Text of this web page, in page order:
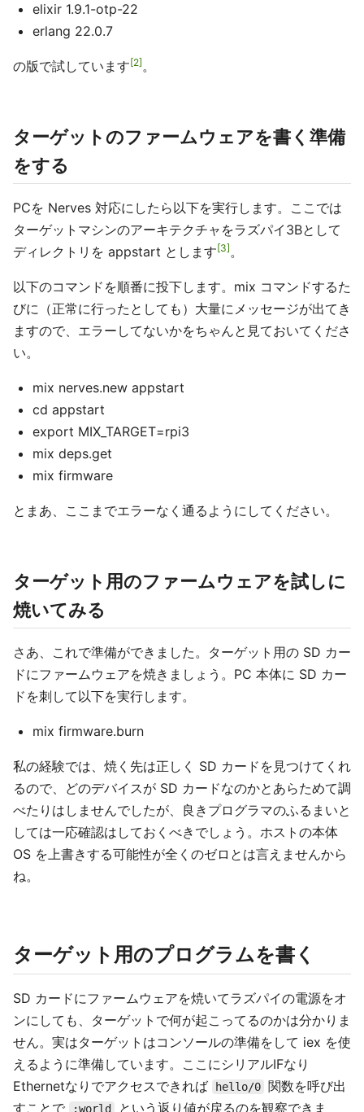
elixir 1.9.1-otp-22
erlang 22.0.7
の版で試しています 2 。
ターゲットのファームウェアを書く準備
をする
PCを Nerves 対応にしたら以下を実行します。ここでは
ターゲットマシンのアーキテクチャをラズパイ3Bとして
ディレクトリを appstart とします 3 。
以下のコマンドを順番に投下します。mix コマンドするた
びに（正常に行ったとしても）大量にメッセージが出てき
ますので、エラーしてないかをちゃんと見ておいてくださ
い。
mix nerves.new appstart
cd appstart
export MIX_TARGET=rpi3
mix deps.get
mix firmware
とまあ、ここまでエラーなく通るようにしてください。
ターゲット用のファームウェアを試しに
焼いてみる
さあ、これで準備ができました。ターゲット用の SD カー
ドにファームウェアを焼きましょう。PC 本体に SD カー
ドを刺して以下を実行します。
mix firmware.burn
私の経験では、焼く先は正しく SD カードを見つけてくれ
るので、どのデバイスが SD カードなのかとあらためて調
べたりはしませんでしたが、良きプログラマのふるまいと
しては一応確認はしておくべきでしょう。ホストの本体
OS を上書きする可能性が全くのゼロとは言えませんから
ね。
ターゲット用のプログラムを書く
SD カードにファームウェアを焼いてラズパイの電源をオ
ンにしても、ターゲットで何が起こってるのかは分かりま
せん。実はターゲットはコンソールの準備をして iex を使
えるように準備しています。ここにシリアルIFなり
Ethernetなりでアクセスできれば
hello/0 関数を呼び出
すことで
:world という返り値が戻るのを観察できま